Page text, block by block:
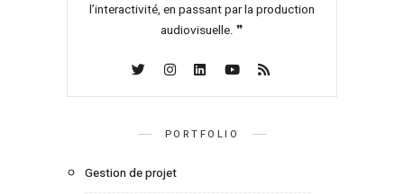
l’interactivité, en passant par la production
audiovisuelle. ❞
PORTFOLIO
Gestion de projet